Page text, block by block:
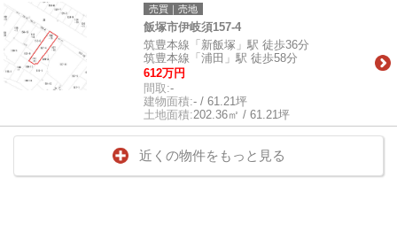
売買｜売地
飯塚市伊岐須157-4
筑豊本線「新飯塚」駅 徒歩36分
筑豊本線「浦田」駅 徒歩58分
612万円
間取:-
建物面積:- / 61.21坪
土地面積:202.36㎡ / 61.21坪
近くの物件をもっと見る